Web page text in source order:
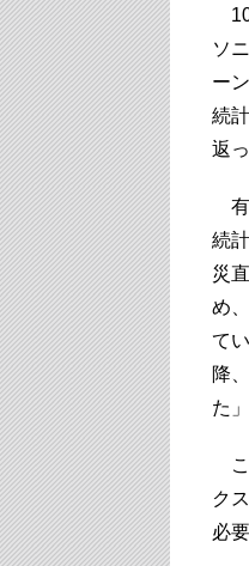
10
ソ
ー
続
返っ
有
続
災
め
て
降
た
こ
ク
必